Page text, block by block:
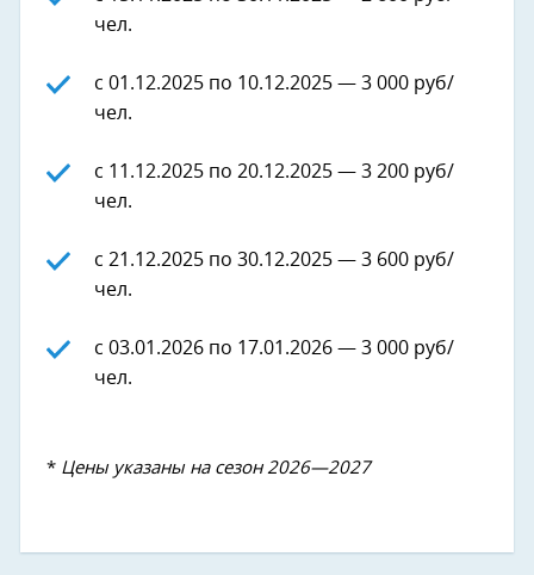
чел.
c 01.12.2025 по 10.12.2025 — 3 000 руб/
чел.
c 11.12.2025 по 20.12.2025 — 3 200 руб/
чел.
c 21.12.2025 по 30.12.2025 — 3 600 руб/
чел.
с 03.01.2026 по 17.01.2026 — 3 000 руб/
чел.
* Цены указаны на сезон 2026—2027